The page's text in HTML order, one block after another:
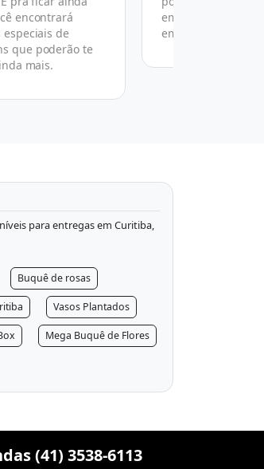
encontrará
especiais de
que poderão te
mais.
em mãos
em nosso termo
para entregas em Curitiba,
Buquê de rosas
Vasos Plantados
Mega Buquê de Flores
(41) 3538-6113